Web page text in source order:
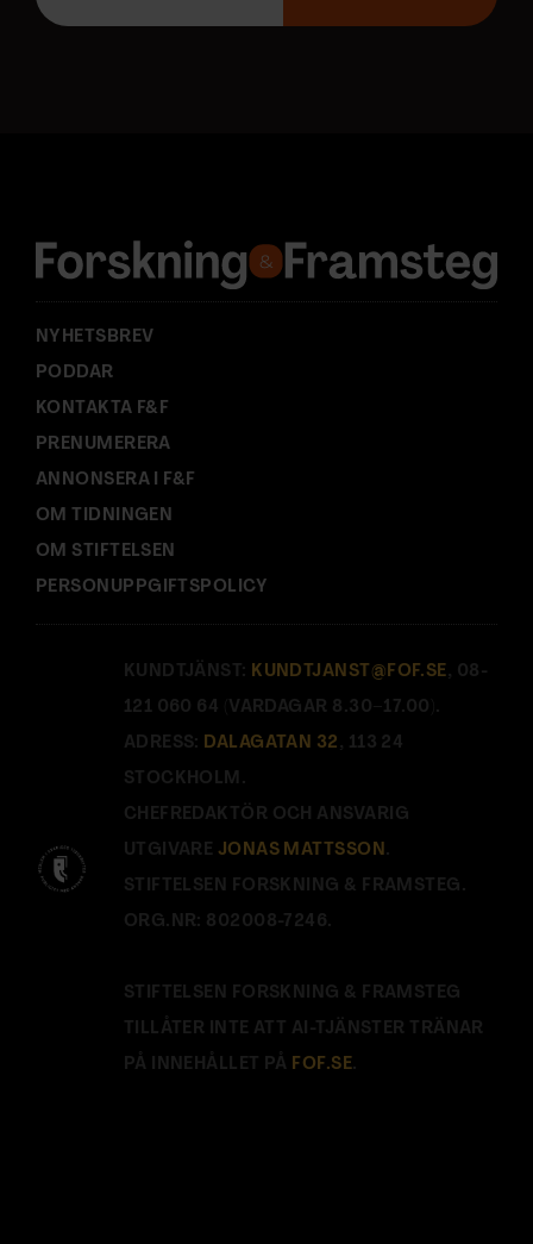
p
s
:
NYHETSBREV
PODDAR
KONTAKTA F&F
PRENUMERERA
ANNONSERA I F&F
OM TIDNINGEN
OM STIFTELSEN
PERSONUPPGIFTSPOLICY
KUNDTJÄNST: KUNDTJANST@FOF.SE , 08-
121 060 64 (VARDAGAR 8.30–17.00).
ADRESS: DALAGATAN 32 , 113 24
STOCKHOLM.
CHEFREDAKTÖR OCH ANSVARIG
UTGIVARE JONAS MATTSSON .
STIFTELSEN FORSKNING & FRAMSTEG.
ORG.NR: 802008-7246.
STIFTELSEN FORSKNING & FRAMSTEG
TILLÅTER INTE ATT AI-TJÄNSTER TRÄNAR
PÅ INNEHÅLLET PÅ FOF.SE.